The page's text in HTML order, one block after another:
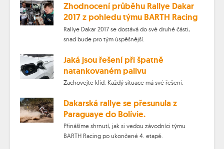
Zhodnocení průběhu Rallye Dakar
2017 z pohledu týmu BARTH Racing
Rallye Dakar 2017 se dostává do své druhé části,
snad bude pro tým úspěšnější.
Jaká jsou řešení při špatně
natankovaném palivu
Zachovejte klid. Každý situace má své řešení.
Dakarská rallye se přesunula z
Paraguaye do Bolívie.
Přinášíme shrnutí, jak si vedou závodníci týmu
BARTH Racing po ukončené 4. etapě.